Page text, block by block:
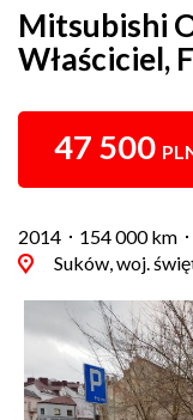
Mitsubishi
Właściciel,
47 500
2014 154 000 km
Suków, woj.